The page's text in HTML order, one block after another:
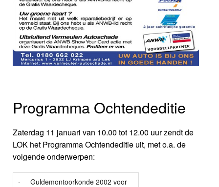
Programma Ochtendeditie
Zaterdag 11 januari van 10.00 tot 12.00 uur zendt de
LOK het Programma Ochtendeditie uit, met o.a. de
volgende onderwerpen:
-
Guldemontoorkonde 2002 voor